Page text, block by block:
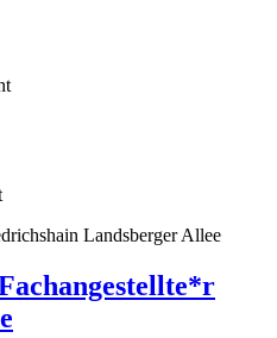
Landsberger Allee